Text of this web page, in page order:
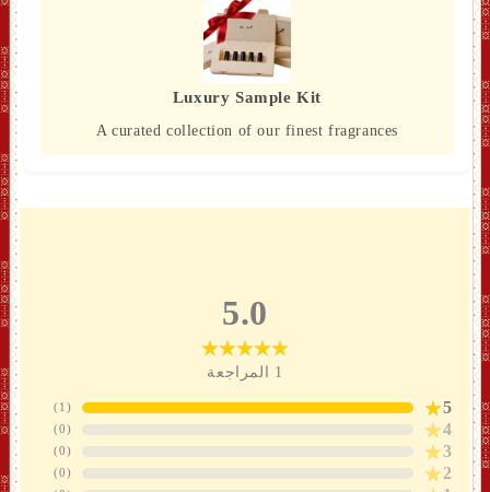
Luxury Sample Kit
A curated collection of our finest fragrances
5.0
1 المراجعة
5
(
1
)
4
(
0
)
3
(
0
)
2
(
0
)